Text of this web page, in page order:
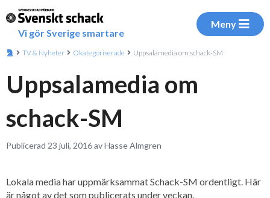
Vi gör Sverige smartare
Meny
TV & Nyheter Okategoriserade Uppsalamedia om schack-SM
Uppsalamedia om
schack-SM
Publicerad 23 juli, 2016 av Hasse Almgren
Lokala media har uppmärksammat Schack-SM ordentligt. Här
är något av det som publicerats under veckan.